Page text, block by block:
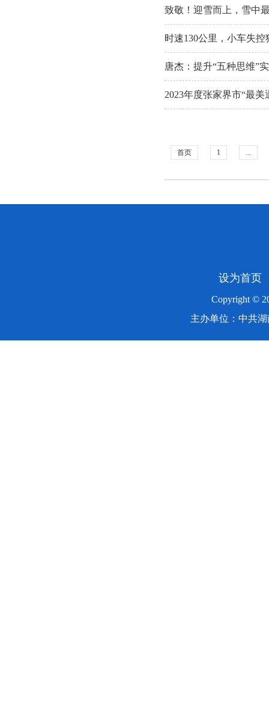
致敬！迎雪而上，雪中
时速130公里，小车失
唐杰：提升“五种思维”
2023年度张家界市“最
首页 1 ...
设为首页
Copyright ©
主办单位：中共